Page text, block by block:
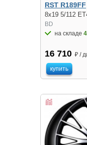
RST R189FF
8x19 5/112
BD
на складе
16 710 ₽ /
купить